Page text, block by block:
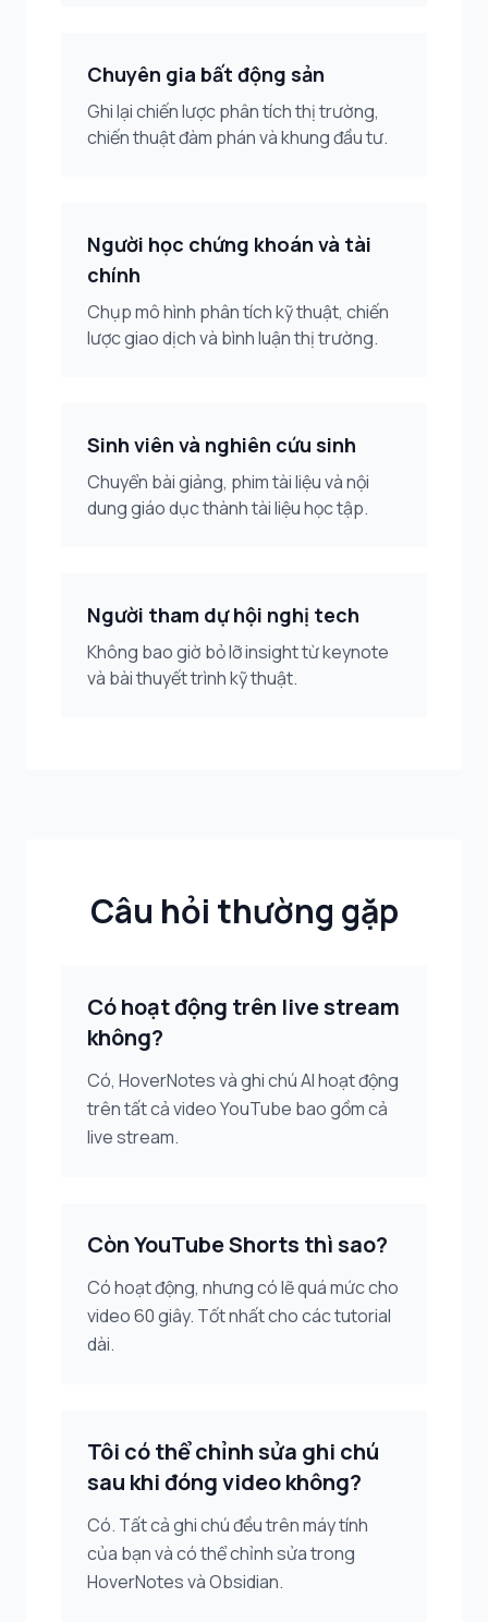
Chuyên gia bất động sản
Ghi lại chiến lược phân tích thị trường,
chiến thuật đàm phán và khung đầu tư.
Người học chứng khoán và tài
chính
Chụp mô hình phân tích kỹ thuật, chiến
lược giao dịch và bình luận thị trường.
Sinh viên và nghiên cứu sinh
Chuyển bài giảng, phim tài liệu và nội
dung giáo dục thành tài liệu học tập.
Người tham dự hội nghị tech
Không bao giờ bỏ lỡ insight từ keynote
và bài thuyết trình kỹ thuật.
Câu hỏi thường gặp
Có hoạt động trên live stream
không?
Có, HoverNotes và ghi chú AI hoạt động
trên tất cả video YouTube bao gồm cả
live stream.
Còn YouTube Shorts thì sao?
Có hoạt động, nhưng có lẽ quá mức cho
video 60 giây. Tốt nhất cho các tutorial
dài.
Tôi có thể chỉnh sửa ghi chú
sau khi đóng video không?
Có. Tất cả ghi chú đều trên máy tính
của bạn và có thể chỉnh sửa trong
HoverNotes và Obsidian.